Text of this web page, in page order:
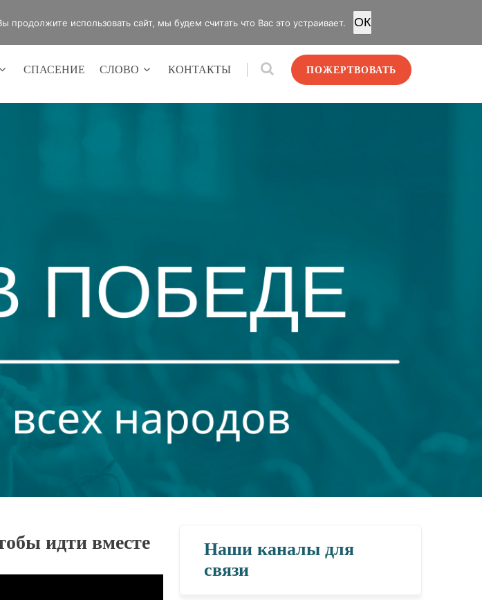
ул.Мира 32/2
ПОЖЕРТВОВАТЬ
СПАСЕНИЕ СЛОВО КОНТАКТЫ
идти вместе
Наши каналы для
связи
использовать сайт, мы будем считать что Вас это устраивает. OК